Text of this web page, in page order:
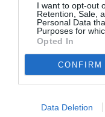
I want to opt-out
Retention, Sale,
Personal Data
Purposes for
Opted In
CONFIRM
Data Deletion
3.3 – E’ dunque lo stesso
lavoratori agricoli a
lavoratori stagionali e degli